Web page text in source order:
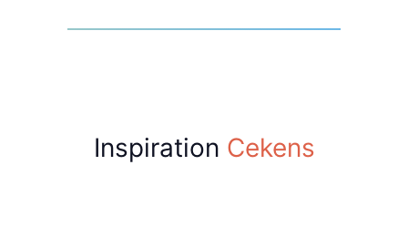
Inspiration Cekens